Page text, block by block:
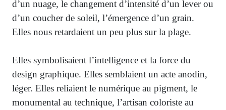
d’un nuage, le changement d’intensité d’un lever ou
d’un coucher de soleil, l’émergence d’un grain.
Elles nous retardaient un peu plus sur la plage.
Elles symbolisaient l’intelligence et la force du
design graphique. Elles semblaient un acte anodin,
léger. Elles reliaient le numérique au pigment, le
monumental au technique, l’artisan coloriste au